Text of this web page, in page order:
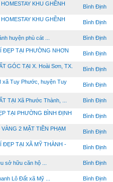
KHU GHỀNH
Bình Định
KHU GHỀNH
Bình Định
huyện phù cát ... Bình Định
ĐẸP TẠI PHƯỜNG NHƠN
Bình Định
GÓC TẠI X. Hoài Sơn, TX.
Bình Định
xã Tuy Phước, huyện Tuy
Bình Định
TẠI Xã Phước Thành, ... Bình Định
TẠI PHƯỜNG BÌNH ĐỊNH
Bình Định
2 MẶT TIỀN PHẠM
Bình Định
ĐẸP TẠI XÃ MỸ THÀNH -
Bình Định
sở hữu căn hộ ... Bình Định
Lô Đất xã Mỹ ... Bình Định